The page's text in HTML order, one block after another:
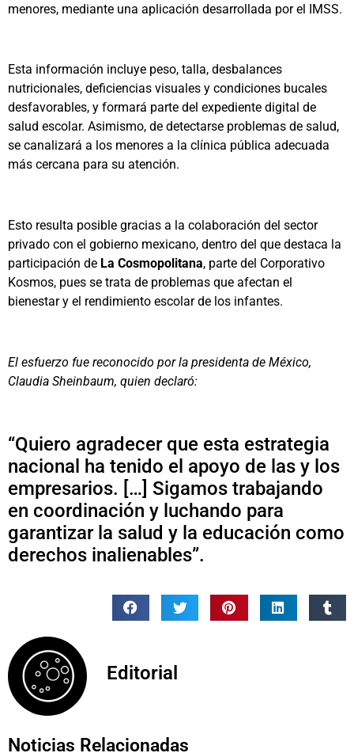
menores, mediante una aplicación desarrollada por el IMSS.
Esta información incluye peso, talla, desbalances
nutricionales, deficiencias visuales y condiciones bucales
desfavorables, y formará parte del expediente digital de
salud escolar. Asimismo, de detectarse problemas de salud,
se canalizará a los menores a la clínica pública adecuada
más cercana para su atención.
Esto resulta posible gracias a la colaboración del sector
privado con el gobierno mexicano, dentro del que destaca la
participación de La Cosmopolitana, parte del Corporativo
Kosmos, pues se trata de problemas que afectan el
bienestar y el rendimiento escolar de los infantes.
El esfuerzo fue reconocido por la presidenta de México,
Claudia Sheinbaum, quien declaró:
“Quiero agradecer que esta estrategia
nacional ha tenido el apoyo de las y los
empresarios. […] Sigamos trabajando
en coordinación y luchando para
garantizar la salud y la educación como
derechos inalienables”.
Editorial
Noticias Relacionadas